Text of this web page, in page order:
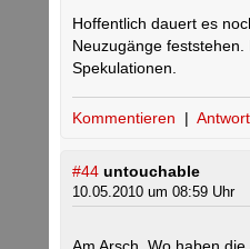
Hoffentlich dauert es
Neuzugänge feststehen.
Spekulationen.
Kommentieren |
#44 untouchable
10.05.2010 um 08:59 Uhr